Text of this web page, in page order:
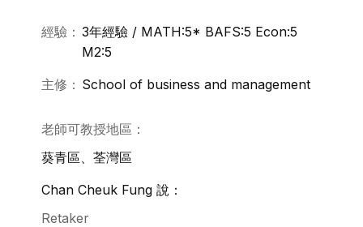
經驗： 3年經驗 / MATH:5* BAFS:5 Econ:5
M2:5
主修： School of business and management
老師可教授地區：
葵青區、荃灣區
Chan Cheuk Fung 說：
Retaker